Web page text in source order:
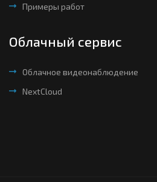
Примеры работ
Облачный сервис
Облачное видеонаблюдение
NextCloud